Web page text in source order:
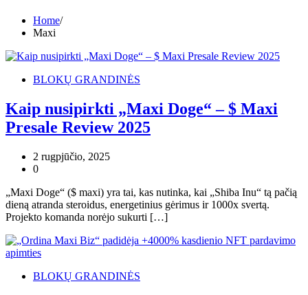
Home
Maxi
BLOKŲ GRANDINĖS
Kaip nusipirkti „Maxi Doge“ – $ Maxi
Presale Review 2025
2 rugpjūčio, 2025
0
„Maxi Doge“ ($ maxi) yra tai, kas nutinka, kai „Shiba Inu“ tą pačią
dieną atranda steroidus, energetinius gėrimus ir 1000x svertą.
Projekto komanda norėjo sukurti […]
BLOKŲ GRANDINĖS